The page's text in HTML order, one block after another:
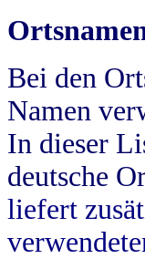
Bei den
Namen
In dieser
deutsche
liefert